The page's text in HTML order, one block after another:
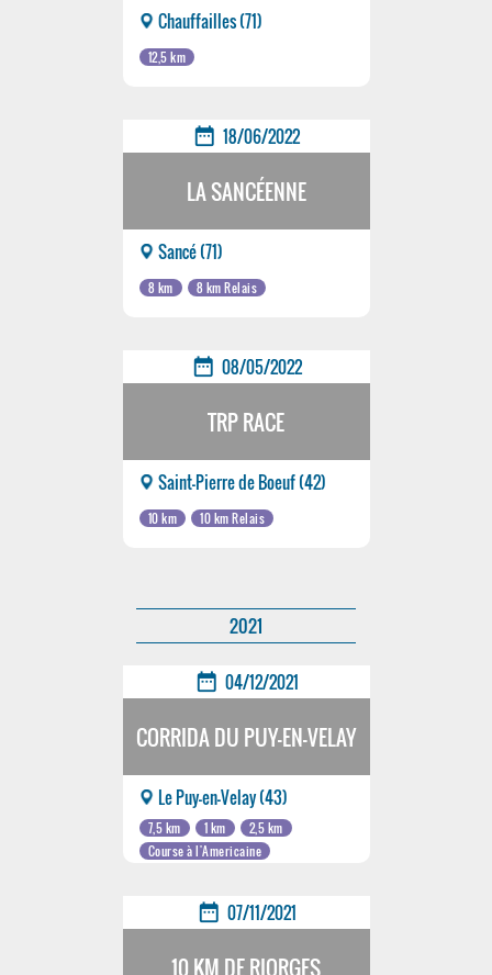
Chauffailles (71)
12,5 km
date_range 18/06/2022
LA SANCÉENNE
Sancé (71)
8 km 8 km Relais
date_range 08/05/2022
TRP RACE
Saint-Pierre de Boeuf (42)
10 km 10 km Relais
2021
date_range 04/12/2021
CORRIDA DU PUY-EN-VELAY
Le Puy-en-Velay (43)
7,5 km 1 km
2,5 km
Course à l'Americaine
date_range 07/11/2021
10 KM DE RIORGES